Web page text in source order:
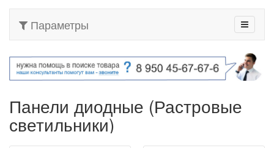
Параметры
Панели диодные (Растровые
светильники)